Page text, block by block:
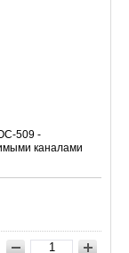
509 -
каналами